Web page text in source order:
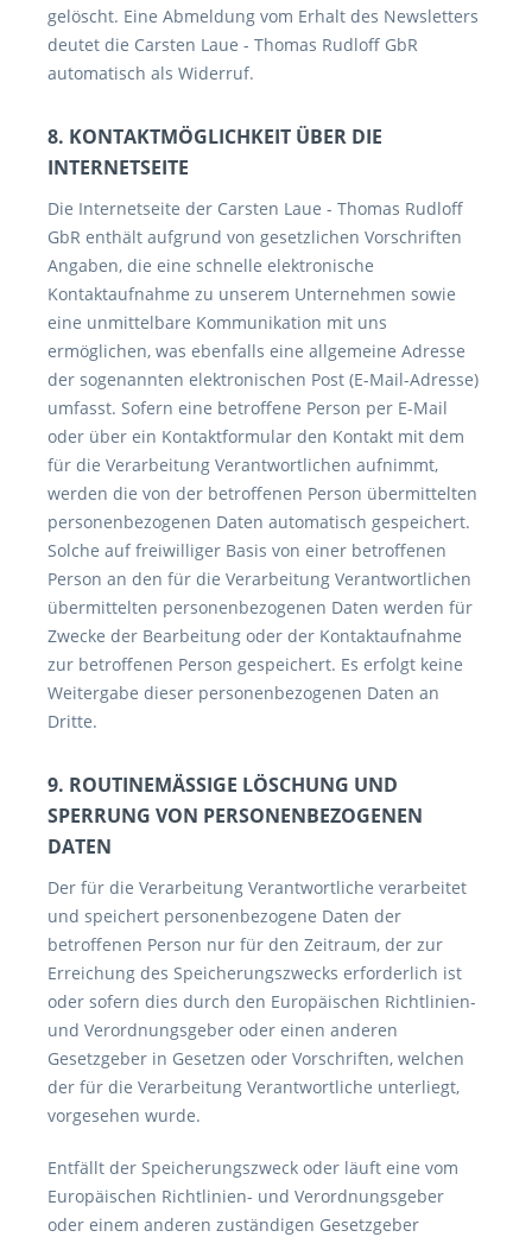
gelöscht. Eine Abmeldung vom Erhalt des Newsletters
deutet die Carsten Laue - Thomas Rudloff GbR
automatisch als Widerruf.
8. KONTAKTMÖGLICHKEIT ÜBER DIE
INTERNETSEITE
Die Internetseite der Carsten Laue - Thomas Rudloff
GbR enthält aufgrund von gesetzlichen Vorschriften
Angaben, die eine schnelle elektronische
Kontaktaufnahme zu unserem Unternehmen sowie
eine unmittelbare Kommunikation mit uns
ermöglichen, was ebenfalls eine allgemeine Adresse
der sogenannten elektronischen Post (E-Mail-Adresse)
umfasst. Sofern eine betroffene Person per E-Mail
oder über ein Kontaktformular den Kontakt mit dem
für die Verarbeitung Verantwortlichen aufnimmt,
werden die von der betroffenen Person übermittelten
personenbezogenen Daten automatisch gespeichert.
Solche auf freiwilliger Basis von einer betroffenen
Person an den für die Verarbeitung Verantwortlichen
übermittelten personenbezogenen Daten werden für
Zwecke der Bearbeitung oder der Kontaktaufnahme
zur betroffenen Person gespeichert. Es erfolgt keine
Weitergabe dieser personenbezogenen Daten an
Dritte.
9. ROUTINEMÄSSIGE LÖSCHUNG UND
SPERRUNG VON PERSONENBEZOGENEN
DATEN
Der für die Verarbeitung Verantwortliche verarbeitet
und speichert personenbezogene Daten der
betroffenen Person nur für den Zeitraum, der zur
Erreichung des Speicherungszwecks erforderlich ist
oder sofern dies durch den Europäischen Richtlinien-
und Verordnungsgeber oder einen anderen
Gesetzgeber in Gesetzen oder Vorschriften, welchen
der für die Verarbeitung Verantwortliche unterliegt,
vorgesehen wurde.
Entfällt der Speicherungszweck oder läuft eine vom
Europäischen Richtlinien- und Verordnungsgeber
oder einem anderen zuständigen Gesetzgeber